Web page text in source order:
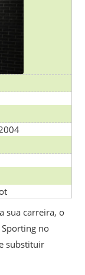
sua carreira, o
no
substituir